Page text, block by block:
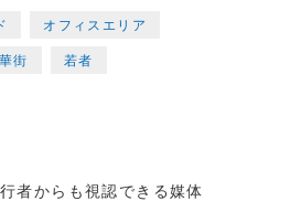
オフィスエリア
街 若者
者からも視認できる媒体